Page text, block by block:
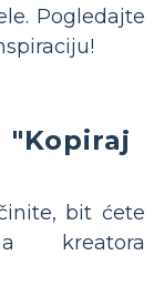
Pogledajte
"Kopiraj
bit ćete
kreatora